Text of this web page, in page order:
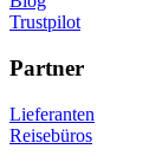
Trustpilot
Partner
Lieferanten
Reisebüros